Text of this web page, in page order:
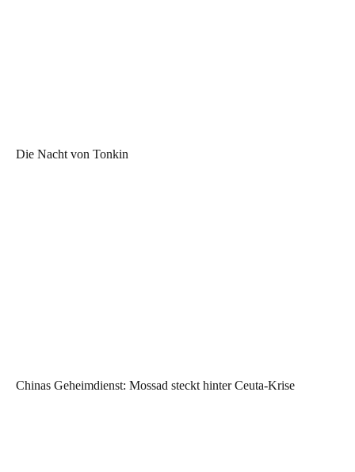
Die Nacht von Tonkin
Chinas Geheimdienst: Mossad steckt hinter Ceuta-Krise